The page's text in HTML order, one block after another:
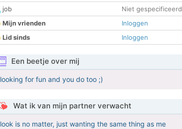
job
Niet gespecificeerd
Mijn vrienden
Inloggen
Lid sinds
Inloggen
Een beetje over mij
looking for fun and you do too ;)
Wat ik van mijn partner verwacht
look is no matter, just wanting the same thing as me